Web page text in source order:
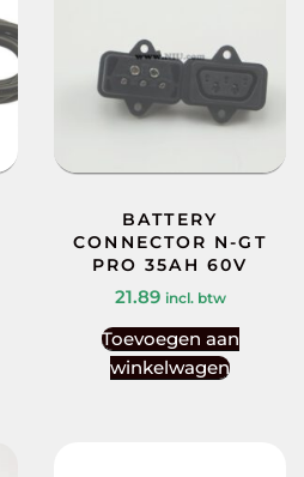
BATTERY
CONNECTOR N-GT
PRO 35AH 60V
21.89 incl. btw
Toevoegen aan
winkelwagen